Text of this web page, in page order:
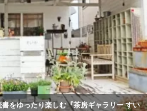
書をゆったり楽しむ『茶房ギャラリー すい